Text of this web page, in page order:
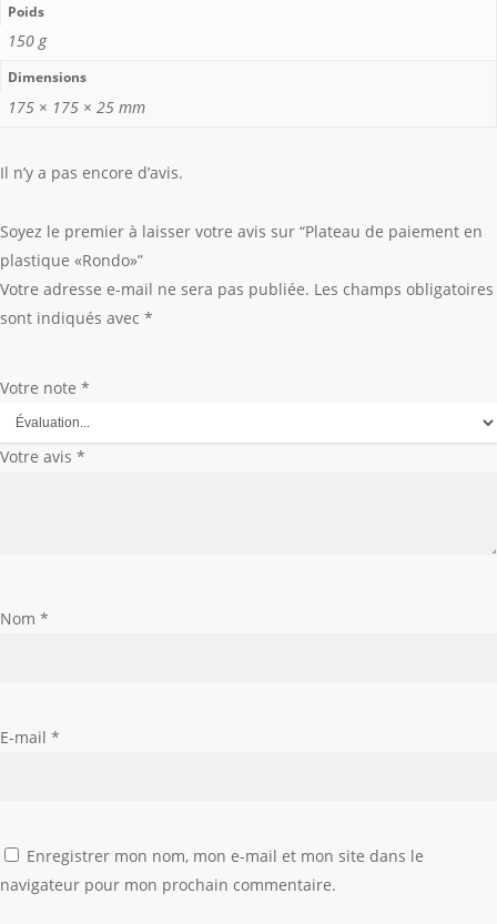
Poids
150 g
Dimensions
175 × 175 × 25 mm
Il n’y a pas encore d’avis.
Soyez le premier à laisser votre avis sur “Plateau de paiement en
plastique «Rondo»”
Votre adresse e-mail ne sera pas publiée. Les champs obligatoires
sont indiqués avec *
Votre note *
Votre avis *
Nom *
E-mail *
Enregistrer mon nom, mon e-mail et mon site dans le
navigateur pour mon prochain commentaire.